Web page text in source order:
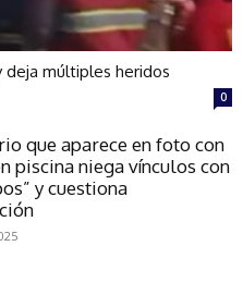
deja múltiples heridos
0
que aparece en foto con
piscina niega vínculos con
y cuestiona